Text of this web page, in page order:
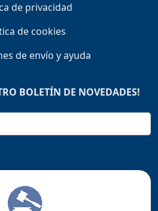
de privacidad
de cookies
de envío y ayuda
BOLETÍN DE NOVEDADES!